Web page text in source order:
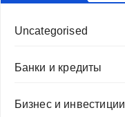
Uncategorised
Банки и кредиты
Бизнес и инвестиции